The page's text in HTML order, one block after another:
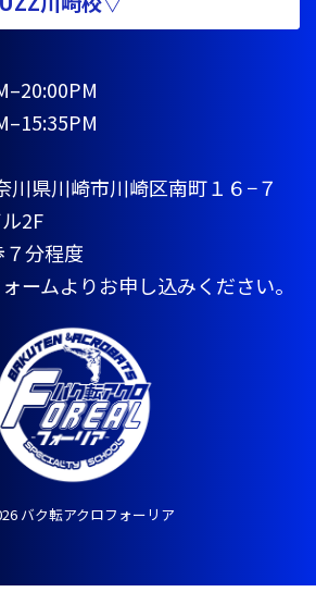
県川崎市川崎区南町１６−７
2F
分程度
ームよりお申し込みください。
バク転アクロフォーリア